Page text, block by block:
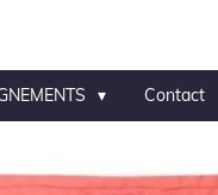
Contact